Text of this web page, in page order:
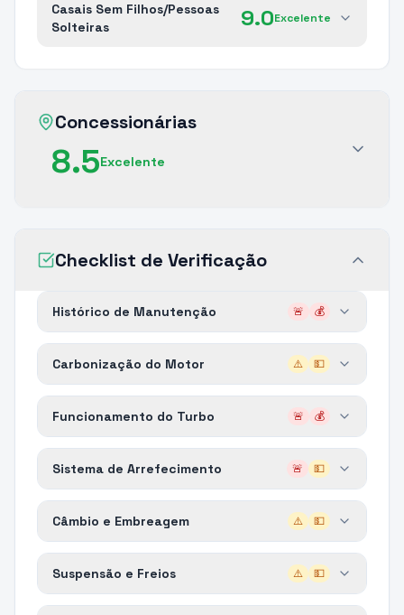
Casais Sem Filhos/Pessoas
Solteiras
9.0Excelente
Concessionárias
8.5Excelente
Checklist de Verificação
Histórico de Manutenção 🚨 💰
Carbonização do Motor ⚠️ 💵
Funcionamento do Turbo 🚨 💰
Sistema de Arrefecimento 🚨 💵
Câmbio e Embreagem ⚠️ 💵
Suspensão e Freios ⚠️ 💵